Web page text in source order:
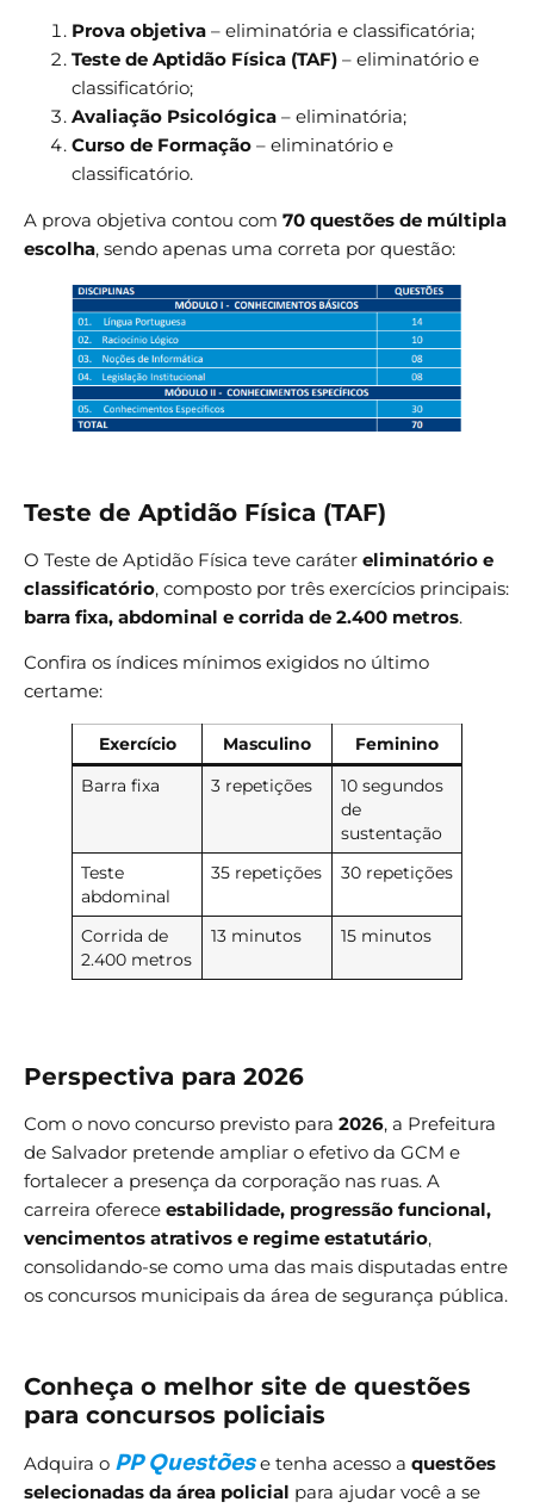
Prova objetiva – eliminatória e classificatória;
Teste de Aptidão Física (TAF) – eliminatório e
classificatório;
Avaliação Psicológica – eliminatória;
Curso de Formação – eliminatório e
classificatório.
A prova objetiva contou com 70 questões de múltipla
escolha, sendo apenas uma correta por questão:
Teste de Aptidão Física (TAF)
O Teste de Aptidão Física teve caráter eliminatório e
classificatório, composto por três exercícios principais:
barra fixa, abdominal e corrida de 2.400 metros.
Confira os índices mínimos exigidos no último
certame:
Exercício Masculino Feminino
Barra fixa 3 repetições
10 segundos
de
sustentação
Teste
abdominal
35 repetições 30 repetições
Corrida de
2.400 metros
13 minutos 15 minutos
Perspectiva para 2026
Com o novo concurso previsto para 2026, a Prefeitura
de Salvador pretende ampliar o efetivo da GCM e
fortalecer a presença da corporação nas ruas. A
carreira oferece estabilidade, progressão funcional,
vencimentos atrativos e regime estatutário,
consolidando-se como uma das mais disputadas entre
os concursos municipais da área de segurança pública.
Conheça o melhor site de questões
para concursos policiais
Adquira o PP Questõese tenha acesso a questões
selecionadas da área policial para ajudar você a se